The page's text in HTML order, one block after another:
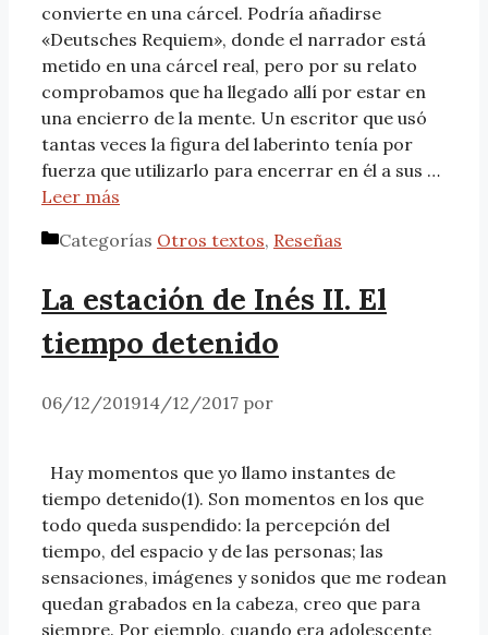
convierte en una cárcel. Podría añadirse
«Deutsches Requiem», donde el narrador está
metido en una cárcel real, pero por su relato
comprobamos que ha llegado allí por estar en
una encierro de la mente. Un escritor que usó
tantas veces la figura del laberinto tenía por
fuerza que utilizarlo para encerrar en él a sus …
Leer más
Categorías Otros textos, Reseñas
La estación de Inés II. El
tiempo detenido
06/12/201914/12/2017 por
Hay momentos que yo llamo instantes de
tiempo detenido(1). Son momentos en los que
todo queda suspendido: la percepción del
tiempo, del espacio y de las personas; las
sensaciones, imágenes y sonidos que me rodean
quedan grabados en la cabeza, creo que para
siempre. Por ejemplo, cuando era adolescente